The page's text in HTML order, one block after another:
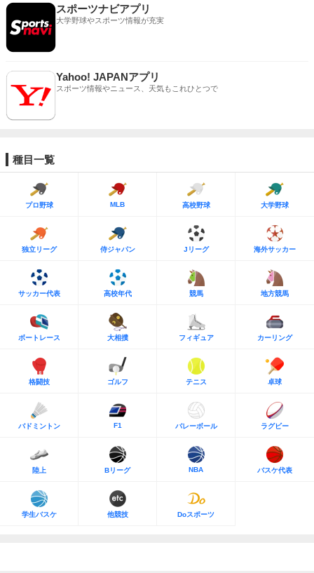
スポーツナビアプリ
大学野球やスポーツ情報が充実
Yahoo! JAPANアプリ
スポーツ情報やニュース、天気もこれひとつで
種目一覧
プロ野球 MLB 高校野球 大学野球
独立リーグ 侍ジャパン Jリーグ 海外サッカー
サッカー代表 高校年代 競馬 地方競馬
ボートレース 大相撲 フィギュア カーリング
格闘技 ゴルフ テニス 卓球
バドミントン F1 バレーボール ラグビー
陸上 Bリーグ NBA バスケ代表
学生バスケ 他競技 Doスポーツ